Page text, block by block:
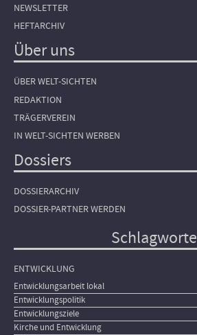
NEWSLETTER
HEFTARCHIV
Über uns
ÜBER WELT-SICHTEN
REDAKTION
TRÄGERVEREIN
IN WELT-SICHTEN WERBEN
Dossiers
DOSSIERARCHIV
DOSSIER-PARTNER WERDEN
Schlagworte
ENTWICKLUNG
Entwicklungsarbeit lokal
Entwicklungspolitik
Entwicklungsziele
Kirche und Entwicklung